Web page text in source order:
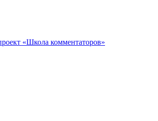
«Школа комментаторов»